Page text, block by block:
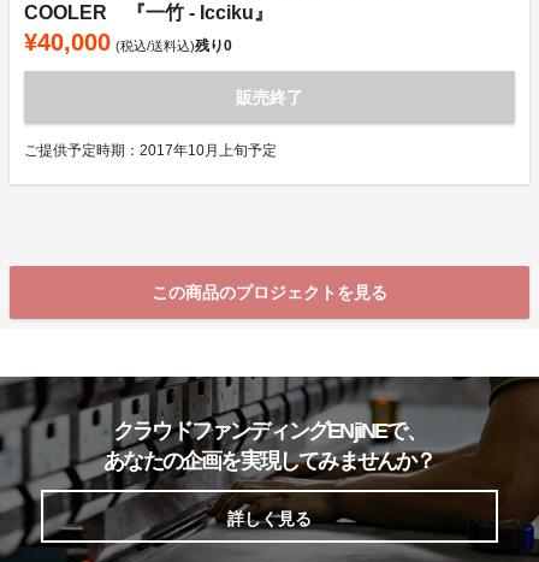
COOLER 『一竹 - Icciku』
¥40,000 (税込/送料込)残り0
販売終了
ご提供予定時期：2017年10月上旬予定
この商品のプロジェクトを見る
クラウドファンディングENjiNEで、
あなたの企画を実現してみませんか？
詳しく見る